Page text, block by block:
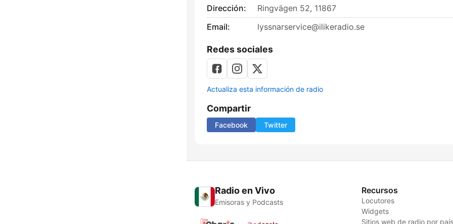
Dirección:
Ringvägen 52, 11867
Email:
lyssnarservice@ilikeradio.se
Redes sociales
Actualiza esta información de radio
Compartir
Facebook Twitter
Radio en Vivo
Emisoras y Podcasts
Recursos
Locutores
Widgets
Sitios web de radio por país